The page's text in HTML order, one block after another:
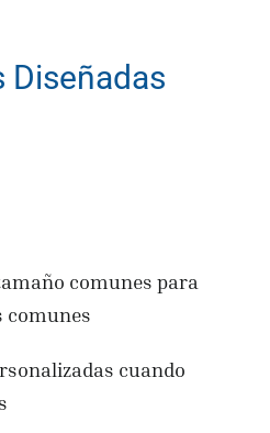
Diseñadas
comunes para
comunes
cuando